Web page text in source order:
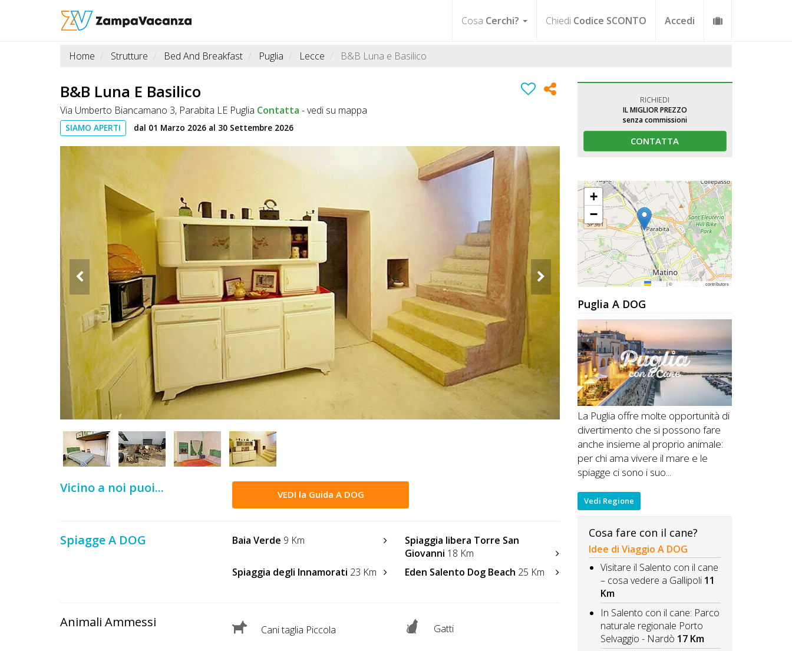
Cosa Cerchi? Chiedi Codice SCONTO Accedi
STRUTTURE
LUOGHI
OFFERTE
CODICE
SCONTO
Video
Tutorial
Attività
Home Strutture Bed And Breakfast Puglia Lecce B&B Luna e Basilico
B&B Luna E Basilico
Via Umberto Biancamano 3, Parabita LE Puglia Contatta -vedi su mappa
SIAMO APERTI dal 01 Marzo 2026 al 30 Settembre 2026
Vicino a noi puoi... VEDI la Guida A DOG
Spiagge A DOG Baia Verde 9 Km
Spiaggia libera Torre San
Giovanni 18 Km
Spiaggia degli Innamorati 23 Km Eden Salento Dog Beach 25 Km
Animali Ammessi Cani taglia Piccola Gatti
RICHIEDI
IL MIGLIOR PREZZO
senza commissioni
CONTATTA
+
−
Leaflet |© contributors
Puglia A DOG
La Puglia offre molte opportunità di
divertimento che si possono fare
anche insieme al proprio animale:
per chi ama vivere il mare e le
spiagge ci sono i suo...
Vedi Regione
Cosa fare con il cane?
Idee di Viaggio A DOG
Visitare il Salento con il cane
– cosa vedere a Gallipoli 11
Km
In Salento con il cane: Parco
naturale regionale Porto
Selvaggio - Nardò 17 Km